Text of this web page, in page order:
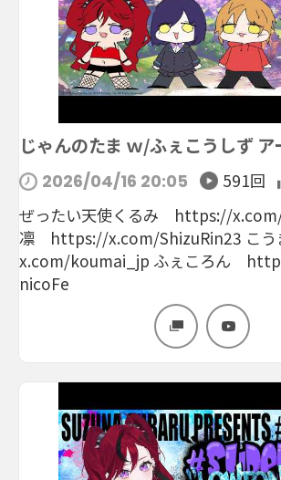
じゃんのたま ｗ/ふぇこうしず ア
2026/04/16 20:05 591回
ぜったい天使くるみ https://
凛 https://x.com/ShizuRin23 こ
x.com/koumai_jp ふぇころん
nicoFe